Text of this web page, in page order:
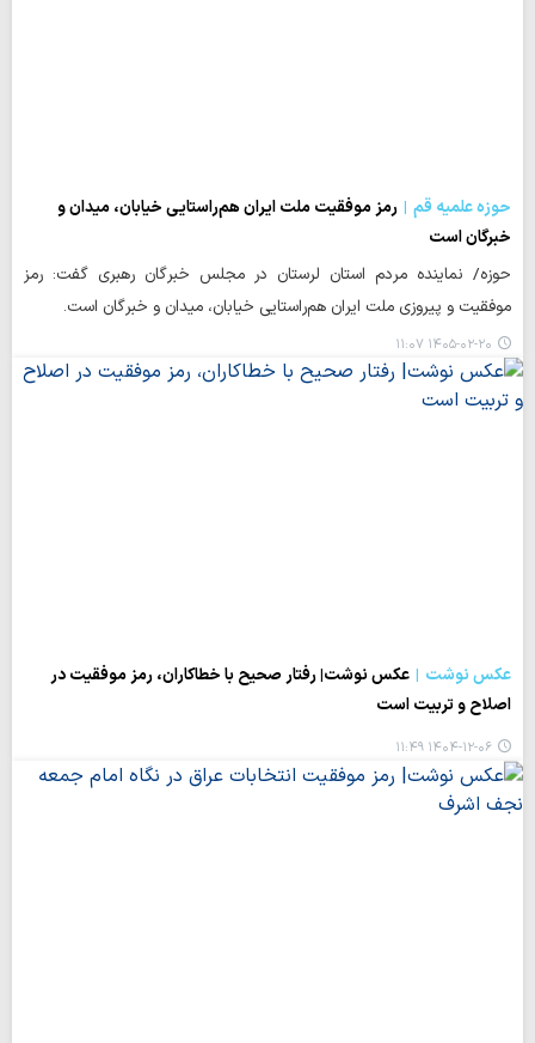
حوزه علمیه قم
رمز موفقیت ملت ایران هم‌راستایی خیابان، میدان و
خبرگان است
حوزه/ نماینده مردم استان لرستان در مجلس خبرگان رهبری گفت: رمز
موفقیت و پیروزی ملت ایران هم‌راستایی خیابان، میدان و خبرگان است.
۱۴۰۵-۰۲-۲۰ ۱۱:۰۷
عکس نوشت
عکس نوشت| رفتار صحیح با خطاکاران، رمز موفقیت در
اصلاح و تربیت است
۱۴۰۴-۱۲-۰۶ ۱۱:۴۹